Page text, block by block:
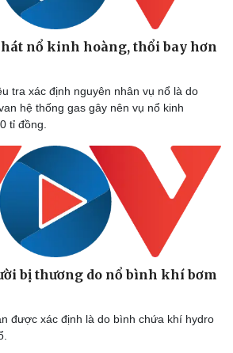
nổ kinh hoàng, thổi bay hơn
tra xác định nguyên nhân vụ nổ là do
hệ thống gas gây nên vụ nổ kinh
tỉ đồng.
bị thương do nổ bình khí bơm
được xác định là do bình chứa khí hydro